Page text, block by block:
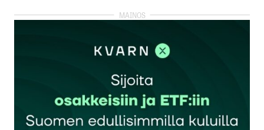
kirjautua
rekisteröityä